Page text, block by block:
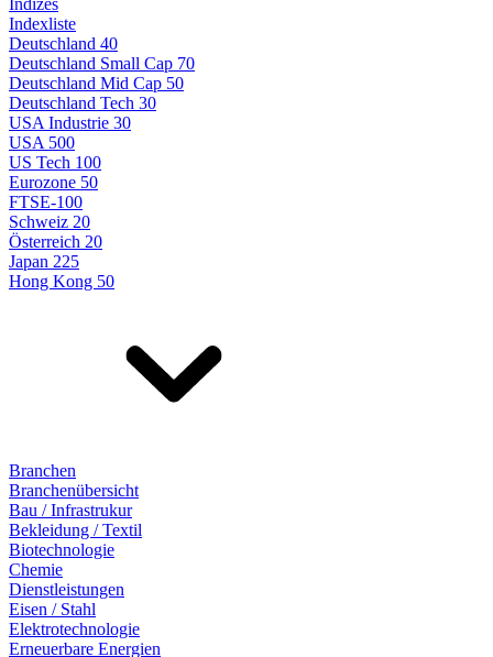
Indizes
Indexliste
Deutschland 40
Deutschland Small Cap 70
Deutschland Mid Cap 50
Deutschland Tech 30
USA Industrie 30
USA 500
US Tech 100
Eurozone 50
FTSE-100
Schweiz 20
Österreich 20
Japan 225
Hong Kong 50
Branchen
Branchenübersicht
Bau / Infrastrukur
Bekleidung / Textil
Biotechnologie
Chemie
Dienstleistungen
Eisen / Stahl
Elektrotechnologie
Erneuerbare Energien